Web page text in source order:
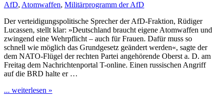
AfD, Atomwaffen, Militärprogramm der AfD
Der verteidigungspolitische Sprecher der AfD-Fraktion, Rüdiger
Lucassen, stellt klar: »Deutschland braucht eigene Atomwaffen und
zwingend eine Wehrpflicht – auch für Frauen. Dafür muss so
schnell wie möglich das Grundgesetz geändert werden«, sagte der
dem NATO-Flügel der rechten Partei angehörende Oberst a. D. am
Freitag dem Nachrichtenportal T-online. Einen russischen Angriff
auf die BRD halte er …
... weiterlesen »